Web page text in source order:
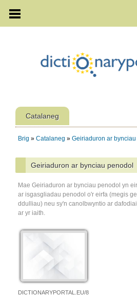
Catalaneg
Brig » Catalaneg » Geiriaduron ar bynciau
Geiriaduron ar bynciau penodol
Mae Geiriaduron ar bynciau penodol yn
ar isgasgliadau penodol o'r eirfa (megis
ddulliau) neu sy'n canolbwyntio ar
ar yr iaith.
DICTIONARYPORTAL.EU/8